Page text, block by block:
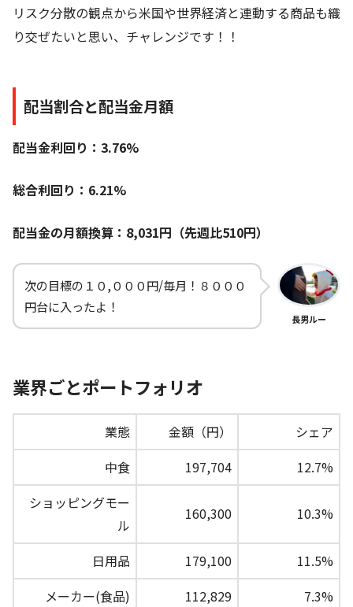
リスク分散の観点から米国や世界経済と連動する商品も織
り交ぜたいと思い、チャレンジです！！
配当割合と配当金月額
配当金利回り：3.76%
総合利回り：6.21%
配当金の月額換算：8,031円（先週比510円）
次の目標の１０,０００円/毎月！８０００
円台に入ったよ！
長男ルー
業界ごとポートフォリオ
業態 金額（円）
シェア
中食
197,704
12.7%
ショッピングモー
ル
160,300 10.3%
日用品 179,100
11.5%
メーカー(食品)
112,829
7.3%